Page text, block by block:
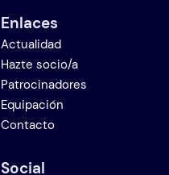
Enlaces
Actualidad
Hazte socio/a
Patrocinadores
Equipación
Contacto
Social